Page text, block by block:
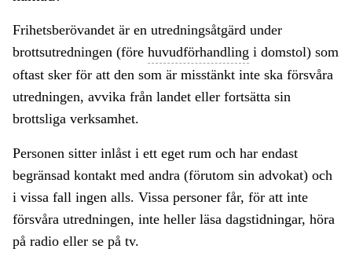
Frihetsberövandet är en utredningsåtgärd under
brottsutredningen (före huvudförhandling i domstol) som
oftast sker för att den som är misstänkt inte ska försvåra
utredningen, avvika från landet eller fortsätta sin
brottsliga verksamhet.
Personen sitter inlåst i ett eget rum och har endast
begränsad kontakt med andra (förutom sin advokat) och
i vissa fall ingen alls. Vissa personer får, för att inte
försvåra utredningen, inte heller läsa dagstidningar, höra
på radio eller se på tv.